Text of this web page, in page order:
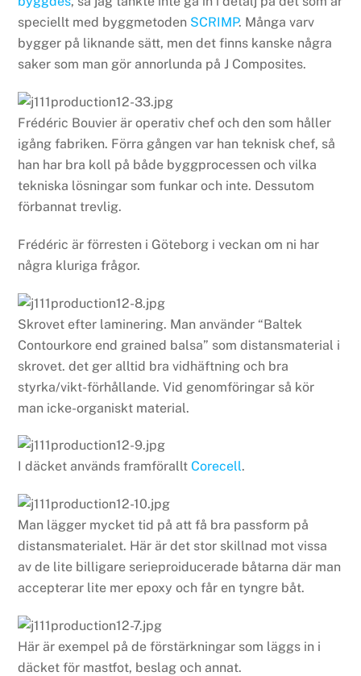
speciellt med byggmetoden SCRIMP. Många varv
bygger på liknande sätt, men det finns kanske några
saker som man gör annorlunda på J Composites.
Frédéric Bouvier är operativ chef och den som håller
igång fabriken. Förra gången var han teknisk chef, så
han har bra koll på både byggprocessen och vilka
tekniska lösningar som funkar och inte. Dessutom
förbannat trevlig.
Frédéric är förresten i Göteborg i veckan om ni har
några kluriga frågor.
Skrovet efter laminering. Man använder “Baltek
Contourkore end grained balsa” som distansmaterial i
skrovet. det ger alltid bra vidhäftning och bra
styrka/vikt-förhållande. Vid genomföringar så kör
man icke-organiskt material.
I däcket används framföralltCorecell.
Man lägger mycket tid på att få bra passform på
distansmaterialet. Här är det stor skillnad mot vissa
av de lite billigare serieproiducerade båtarna där man
accepterar lite mer epoxy och får en tyngre båt.
Här är exempel på de förstärkningar som läggs in i
däcket för mastfot, beslag och annat.